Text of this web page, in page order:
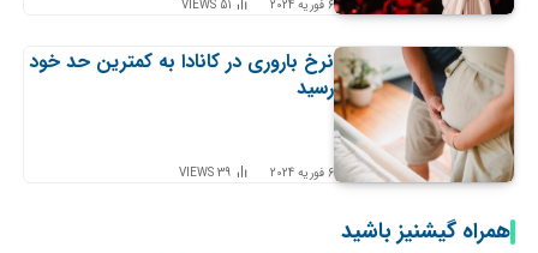
6 فوریه 2024 51
VIEWS
نرخ باروری در کانادا به کمترین حد خود
رسید
6 فوریه 2024 39
VIEWS
همراه گیشنیز باشید